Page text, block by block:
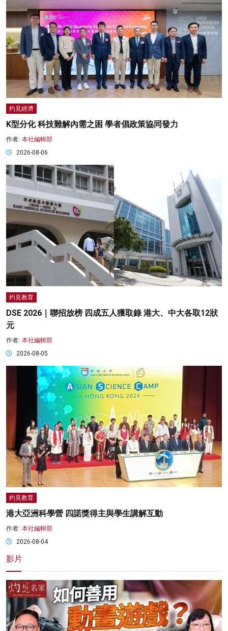
灼見經濟
K型分化 科技難解內需之困 學者倡政策協同發力
作者: 本社編輯部
2026-08-06
灼見教育
DSE 2026｜聯招放榜 四成五人獲取錄 港大、中大各取12狀
元
作者: 本社編輯部
2026-08-05
灼見教育
港大亞洲科學營 四諾獎得主與學生講解互動
作者: 本社編輯部
2026-08-04
影片